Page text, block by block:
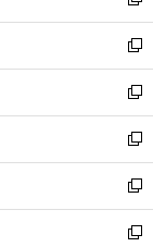
開
く
ウ
で
開
く
ン
ド
ウ
で
開
く
ウ
ィ
ン
ド
ウ
で
開
く
し
い
ウ
ィ
ン
ド
ウ
で
開
く
新
し
い
ウ
ィ
ン
ド
ウ
で
新
し
い
ウ
ィ
ン
ド
新
し
い
ウ
ィ
新
し
い
新